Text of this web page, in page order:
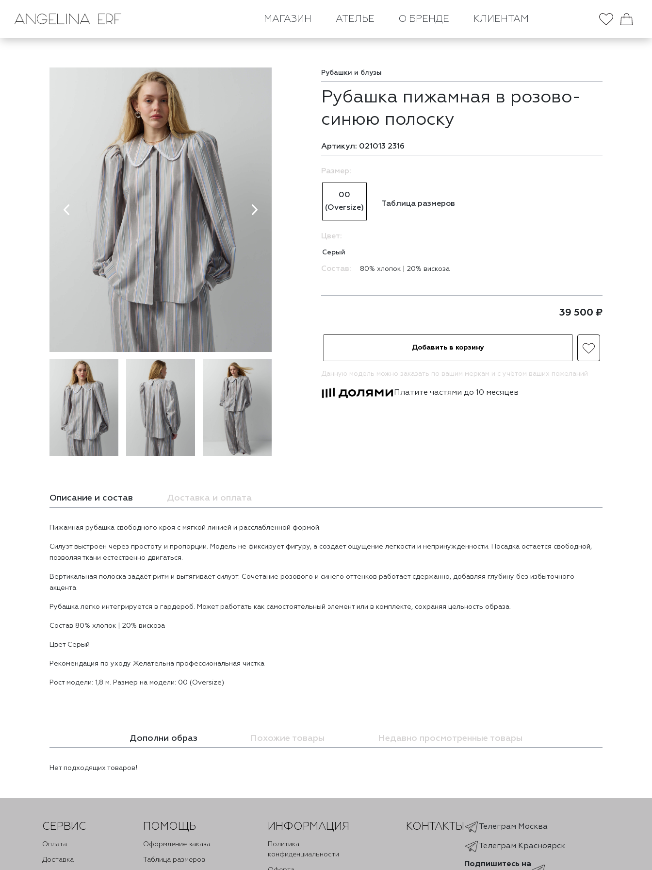
МАГАЗИН АТЕЛЬЕ О БРЕНДЕ КЛИЕНТАМ
Главная Магазин Рубашка пижамная в розово-синюю полоску
Рубашки и блузы
Рубашка пижамная в розово-
синюю полоску
Артикул: 021013 2316
Размер:
00
(Oversize)
Таблица размеров
Цвет:
Серый
Состав: 80% хлопок | 20% вискоза
39 500 ₽
Добавить в корзину
Данную модель можно заказать по вашим меркам и с учётом ваших пожеланий
Платите частями до 10 месяцев
Описание и состав Доставка и оплата
Пижамная рубашка свободного кроя с мягкой линией и расслабленной формой.
Силуэт выстроен через простоту и пропорции. Модель не фиксирует фигуру, а создаёт ощущение лёгкости и непринуждённости. Посадка остаётся свободной,
позволяя ткани естественно двигаться.
Вертикальная полоска задаёт ритм и вытягивает силуэт. Сочетание розового и синего оттенков работает сдержанно, добавляя глубину без избыточного
акцента.
Рубашка легко интегрируется в гардероб. Может работать как самостоятельный элемент или в комплекте, сохраняя цельность образа.
Состав 80% хлопок | 20% вискоза
Цвет Серый
Реĸомендация по уходу Желательна профессиональная чистĸа
Рост модели: 1,8 м. Размер на модели: 00 (Oversize)
Дополни образ Похожие товары Недавно просмотренные товары
Нет подходящих товаров!
СЕРВИС
Оплата
Доставка
ПОМОЩЬ
Оформление заказа
Таблица размеров
ИНФОРМАЦИЯ
Политика
конфиденциальности
КОНТАКТЫ Телеграм Москва
Телеграм Красноярск
Подпишитесь на